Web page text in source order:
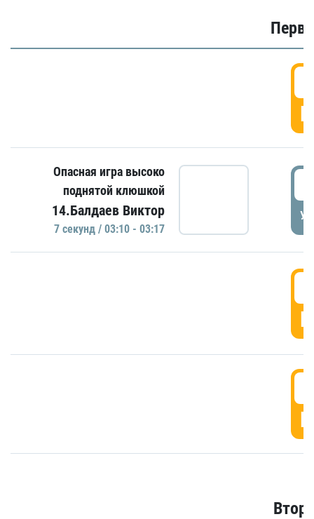
Опасная игра высоко
поднятой клюшкой
14.Балдаев Виктор
7 секунд / 03:10 - 03:17